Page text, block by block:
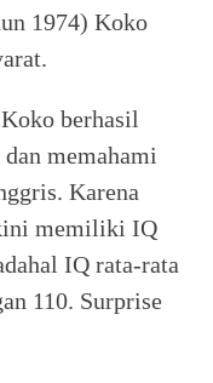
1974) Koko
berhasil
memahami
Karena
memiliki IQ
IQ rata-rata
110. Surprise